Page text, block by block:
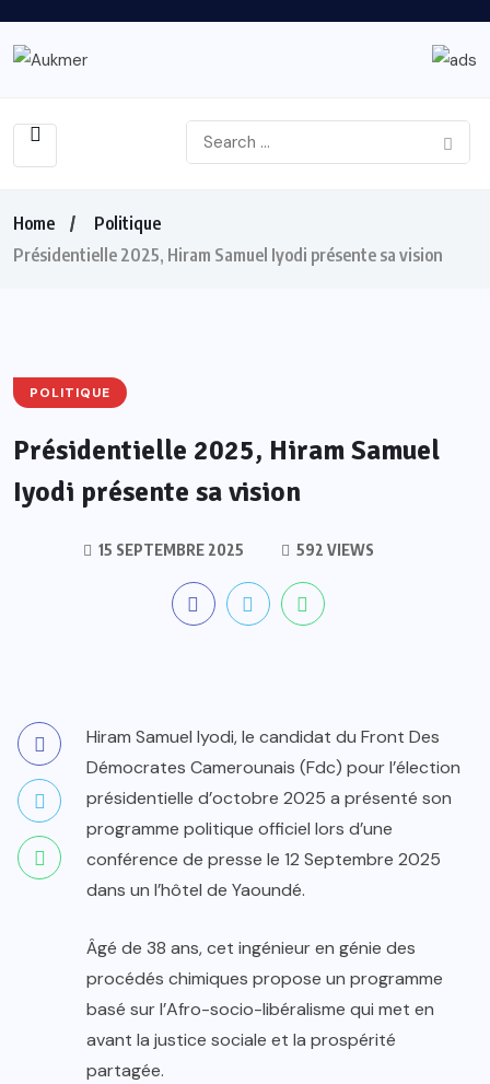
Home
Politique
Présidentielle 2025, Hiram Samuel Iyodi présente sa vision
POLITIQUE
Présidentielle 2025, Hiram Samuel
Iyodi présente sa vision
15 SEPTEMBRE 2025 592 VIEWS
Hiram Samuel Iyodi, le candidat du Front Des
Démocrates Camerounais (Fdc) pour l’élection
présidentielle d’octobre 2025 a présenté son
programme politique officiel lors d’une
conférence de presse le 12 Septembre 2025
dans un l’hôtel de Yaoundé.
Âgé de 38 ans, cet ingénieur en génie des
procédés chimiques propose un programme
basé sur l’Afro-socio-libéralisme qui met en
avant la justice sociale et la prospérité
partagée.